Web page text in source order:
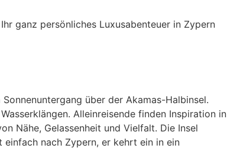
ganz persönliches Luxusabenteuer in Zypern
über der Akamas-Halbinsel.
Alleinreisende finden Inspiration in
Nähe, Gelassenheit und Vielfalt. Die Insel
nach Zypern, er kehrt ein in ein